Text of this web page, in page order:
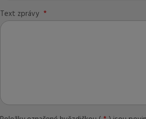
Text zprávy *